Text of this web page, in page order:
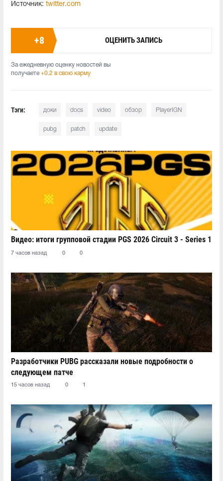
Источник: twitter.com
+8 ОЦЕНИТЬ ЗАПИСЬ
За ежедневную оценку новостей вы
получаете +0.2 в свою карму
Тэги: доки docs video обзор PlayerIGN
pubg patch update
Видео: итоги групповой стадии PGS 2026 Circuit 3 - Series 1
7 часов назад 0 0
Разработчики PUBG рассказали новые подробности о
следующем патче
15 часов назад 0 1